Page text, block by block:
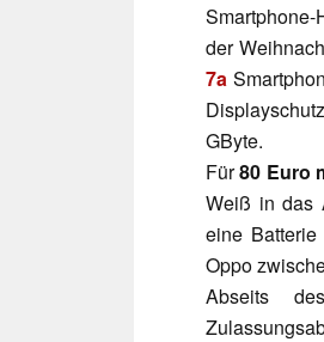
Smartphone-
der
7a
GByte.
Für80 Euro
Weiß in das
eine
Oppo
Abseits